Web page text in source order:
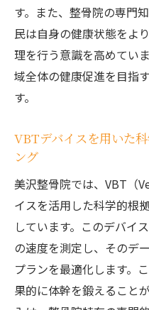
す。また、整骨院の専門
民は自身の健康状態をよ
理を行う意識を高めてい
域全体の健康促進を目指
す。
VBTデバイスを用いた
ング
美沢整骨院では、VBT（
イスを活用した科学的根
しています。このデバイ
の速度を測定し、そのデ
プランを最適化します。
果的に体幹を鍛えること